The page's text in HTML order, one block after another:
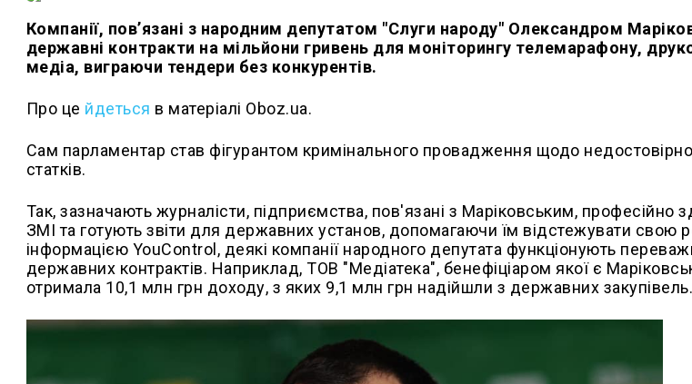
Компанії, пов’язані з народним депутатом "Слуги народу" Олександром
державні контракти на мільйони гривень для моніторингу телемарафону,
медіа, виграючи тендери без конкурентів.
Про це йдеться в матеріалі Oboz.ua.
Сам парламентар став фігурантом кримінального провадження щодо
статків.
Так, зазначають журналісти, підприємства, пов'язані з Маріковським, професійно
ЗМІ та готують звіти для державних установ, допомагаючи їм відстежувати свою
інформацією YouControl, деякі компанії народного депутата функціонують
державних контрактів. Наприклад, ТОВ "Медіатека", бенефіціаром якої є
отримала 10,1 млн грн доходу, з яких 9,1 млн грн надійшли з державних закупівель.